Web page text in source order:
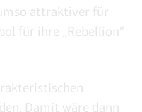
attraktiver für
für ihre „Rebellion“
Damit wäre dann